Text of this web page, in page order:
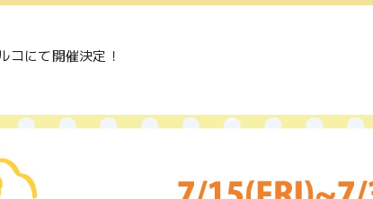
コにて開催決定！